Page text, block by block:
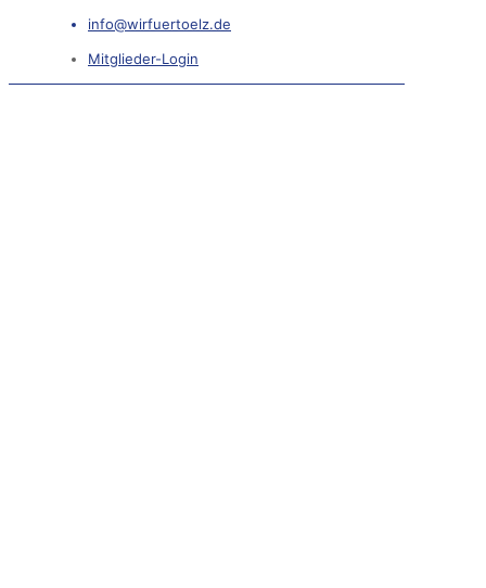
info@wirfuertoelz.de
Mitglieder-Login